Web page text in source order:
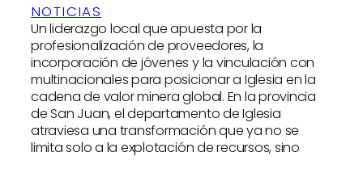
NOTICIAS
Un liderazgo local que apuesta por la
profesionalización de proveedores, la
incorporación de jóvenes y la vinculación con
multinacionales para posicionar a Iglesia en la
cadena de valor minera global. En la provincia
de San Juan, el departamento de Iglesia
atraviesa una transformación que ya no se
limita solo a la explotación de recursos, sino